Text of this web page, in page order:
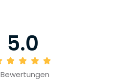
5.0
Bewertungen